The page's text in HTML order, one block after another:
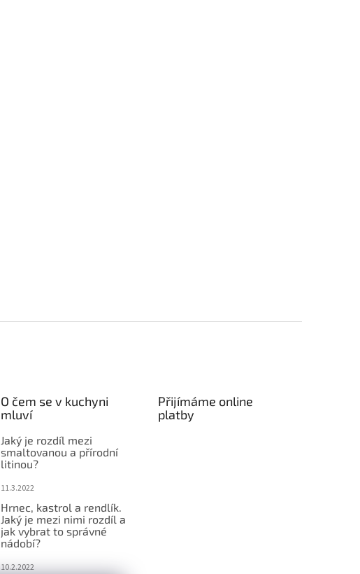
O čem se v kuchyni
mluví
Jaký je rozdíl mezi
smaltovanou a přírodní
litinou?
11.3.2022
Hrnec, kastrol a rendlík.
Jaký je mezi nimi rozdíl a
jak vybrat to správné
nádobí?
10.2.2022
Přijímáme online
platby